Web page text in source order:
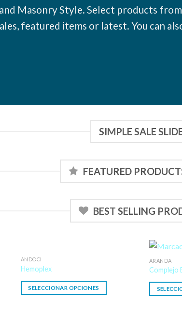
Masonry Style. Select products
featured items or latest. You can
SIMPLE SALE
FEATURED
BEST SELLING
ANDOCI
Hemoplex
SELECCIONAR OPCIONES
ARANDA
Complejo